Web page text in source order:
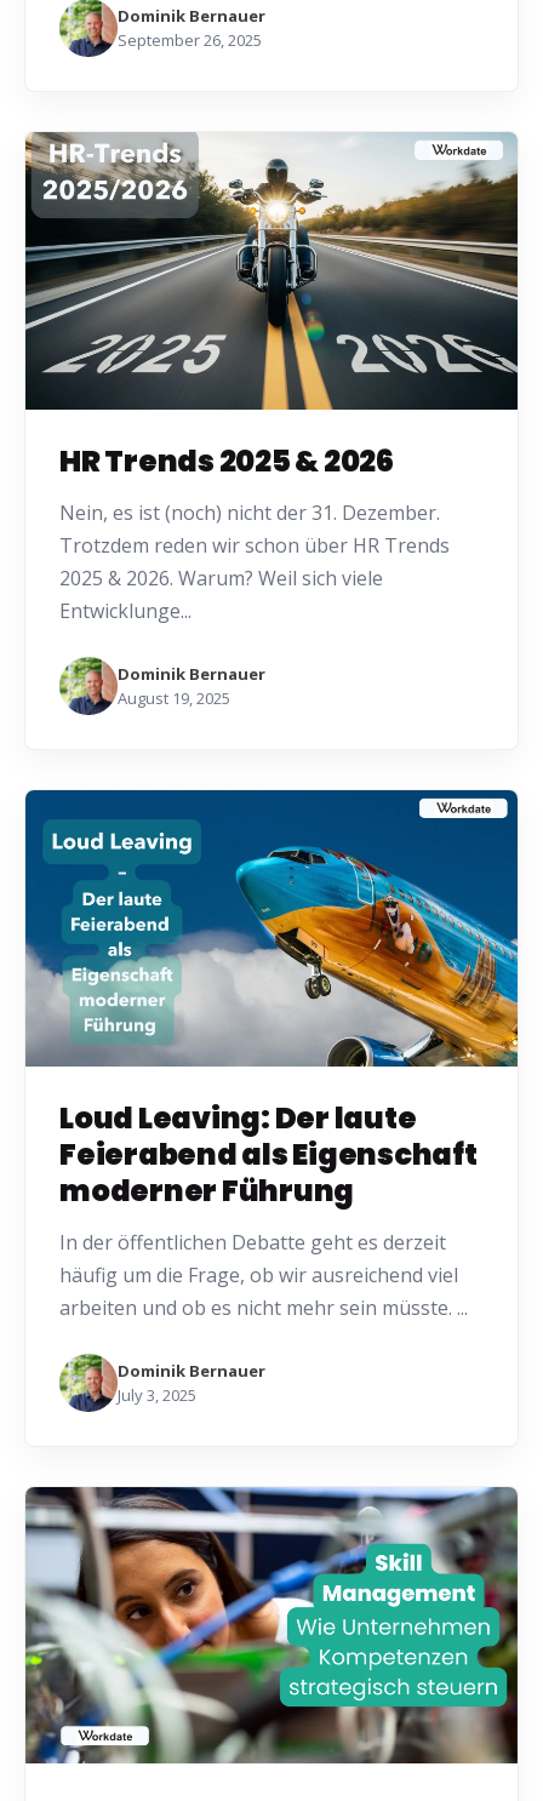
Dominik Bernauer
September 26, 2025
HR Trends 2025 & 2026
Nein, es ist (noch) nicht der 31. Dezember.
Trotzdem reden wir schon über HR Trends
2025 & 2026. Warum? Weil sich viele
Entwicklunge...
Dominik Bernauer
August 19, 2025
Loud Leaving: Der laute
Feierabend als Eigenschaft
moderner Führung
In der öffentlichen Debatte geht es derzeit
häufig um die Frage, ob wir ausreichend viel
arbeiten und ob es nicht mehr sein müsste. ...
Dominik Bernauer
July 3, 2025